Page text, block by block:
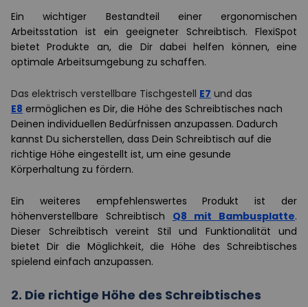
Ein wichtiger Bestandteil einer ergonomischen
Arbeitsstation ist ein geeigneter Schreibtisch. FlexiSpot
bietet Produkte an, die Dir dabei helfen können, eine
optimale Arbeitsumgebung zu schaffen.
Das elektrisch verstellbare Tischgestell E7 und das
E8 ermöglichen es Dir, die Höhe des Schreibtisches nach
Deinen individuellen Bedürfnissen anzupassen. Dadurch
kannst Du sicherstellen, dass Dein Schreibtisch auf die
richtige Höhe eingestellt ist, um eine gesunde
Körperhaltung zu fördern.
Ein weiteres empfehlenswertes Produkt ist der
höhenverstellbare Schreibtisch Q8 mit Bambusplatte.
Dieser Schreibtisch vereint Stil und Funktionalität und
bietet Dir die Möglichkeit, die Höhe des Schreibtisches
spielend einfach anzupassen.
2. Die richtige Höhe des Schreibtisches